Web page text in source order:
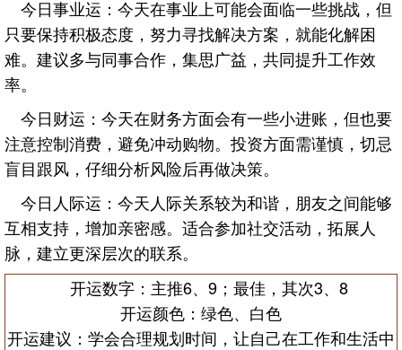
今日事业运：今天在事业上可能会面临一些挑战，但
只要保持积极态度，努力寻找解决方案，就能化解困
难。建议多与同事合作，集思广益，共同提升工作效
率。
今日财运：今天在财务方面会有一些小进账，但也要
注意控制消费，避免冲动购物。投资方面需谨慎，切忌
盲目跟风，仔细分析风险后再做决策。
今日人际运：今天人际关系较为和谐，朋友之间能够
互相支持，增加亲密感。适合参加社交活动，拓展人
脉，建立更深层次的联系。
开运数字：主推6、9；最佳，其次3、8
开运颜色：绿色、白色
开运建议：学会合理规划时间，让自己在工作和生活中